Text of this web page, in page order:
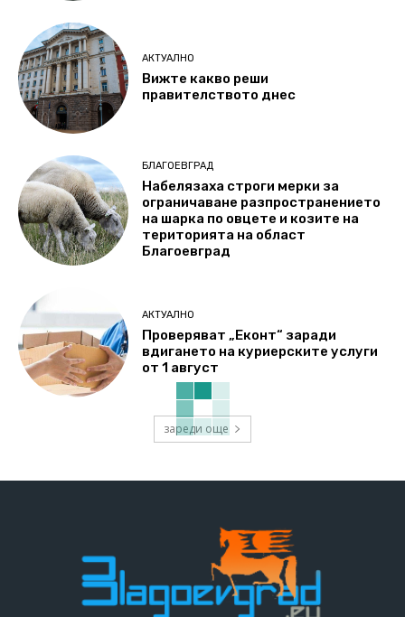
АКТУАЛНО
Вижте какво реши
правителството днес
БЛАГОЕВГРАД
Набелязаха строги мерки за
ограничаване разпространението
на шарка по овцете и козите на
територията на област
Благоевград
АКТУАЛНО
Проверяват „Еконт“ заради
вдигането на куриерските услуги
от 1 август
зареди още